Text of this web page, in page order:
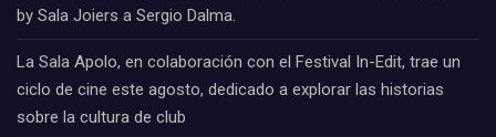
by Sala Joiers a Sergio Dalma.
La Sala Apolo, en colaboración con el Festival In-Edit, trae un
ciclo de cine este agosto, dedicado a explorar las historias
sobre la cultura de club